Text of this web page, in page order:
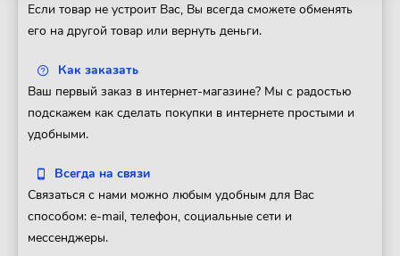
Если товар не устроит Вас, Вы всегда сможете обменять
его на другой товар или вернуть деньги.
Как заказать
Ваш первый заказ в интернет-магазине? Мы с радостью
подскажем как сделать покупки в интернете простыми и
удобными.
Всегда на связи
Связаться с нами можно любым удобным для Вас
способом: e-mail, телефон, социальные сети и
мессенджеры.